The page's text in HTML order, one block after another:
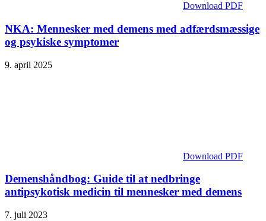
Download PDF
NKA: Mennesker med demens med adfærdsmæssige
og psykiske symptomer
9. april 2025
Download PDF
Demenshåndbog: Guide til at nedbringe
antipsykotisk medicin til mennesker med demens
7. juli 2023